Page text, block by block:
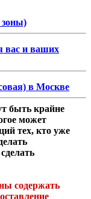
зоны)
вас и ваших
в Москве
быть крайне
может
тех, кто уже
содержать